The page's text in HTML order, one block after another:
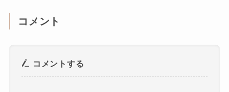
コメント
コメントする